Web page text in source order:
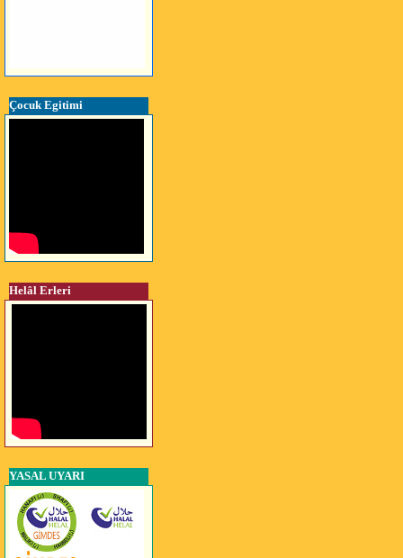
Çocuk Egitimi
Helâl Erleri
YASAL UYARI